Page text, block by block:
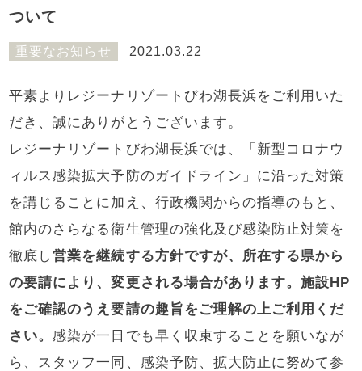
ついて
重要なお知らせ 2021.03.22
平素よりレジーナリゾートびわ湖長浜をご利用いた
だき、誠にありがとうございます。
レジーナリゾートびわ湖長浜では、「新型コロナウ
ィルス感染拡大予防のガイドライン」に沿った対策
を講じることに加え、行政機関からの指導のもと、
館内のさらなる衛生管理の強化及び感染防止対策を
徹底し営業を継続する方針ですが、所在する県から
の要請により、変更される場合があります。施設HP
をご確認のうえ要請の趣旨をご理解の上ご利用くだ
さい。 感染が一日でも早く収束することを願いなが
ら、スタッフ一同、感染予防、拡大防止に努めて参